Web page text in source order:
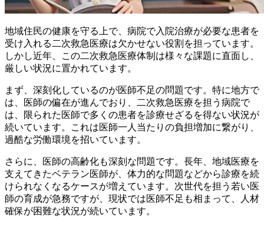
地域住民の健康を守る上で、病院で入院治療が必要な患者を
受け入れる二次救急医療は欠かせない役割を担っています。
しかし近年、この二次救急医療体制は様々な課題に直面し、
厳しい状況に置かれています。
まず、深刻化しているのが医師不足の問題です。 特に地方で
は、医師の偏在が進んでおり、二次救急医療を担う病院で
は、限られた医師で多くの患者を診療せざるを得ない状況が
続いています。これは医師一人当たりの負担増加に繋がり、
過酷な労働環境を招いています。
さらに、 医師の高齢化も深刻な問題です。長年、地域医療を
支えてきたベテラン医師が、体力的な問題などから診療を続
けられなくなるケースが増えています。次世代を担う若い医
師の育成が急務ですが、現状では医師不足も相まって、人材
確保が困難な状況が続いています。